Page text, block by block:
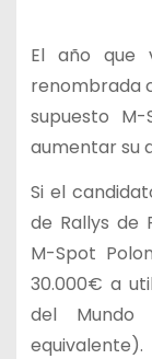
El año que
renombrada
supuesto
aumentar su
Si el
de Rallys de
M-Spot
30.000€ a
del Mundo
equivalente).